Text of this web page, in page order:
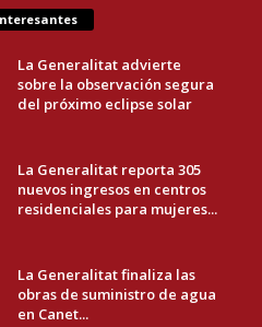
La Generalitat advierte
sobre la observación segura
del próximo eclipse solar
La Generalitat reporta 305
nuevos ingresos en centros
residenciales para mujeres...
La Generalitat finaliza las
obras de suministro de agua
en Canet...